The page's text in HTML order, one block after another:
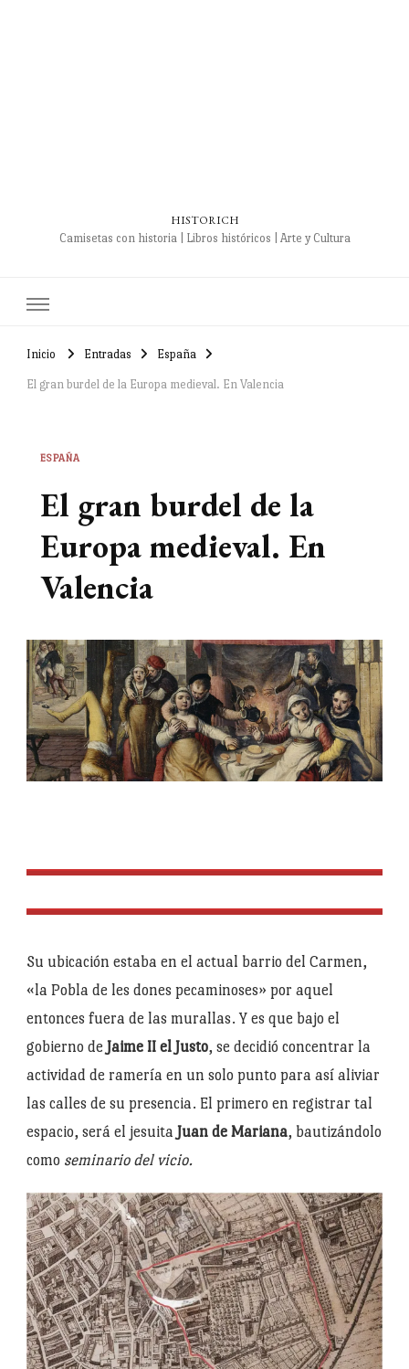
HISTORICH
Camisetas con historia | Libros históricos | Arte y Cultura
Inicio Entradas España
El gran burdel de la Europa medieval. En Valencia
ESPAÑA
El gran burdel de la
Europa medieval. En
Valencia
Su ubicación estaba en el actual barrio del Carmen,
«la Pobla de les dones pecaminoses» por aquel
entonces fuera de las murallas. Y es que bajo el
gobierno de Jaime II el Justo, se decidió concentrar la
actividad de ramería en un solo punto para así aliviar
las calles de su presencia. El primero en registrar tal
espacio, será el jesuita Juan de Mariana, bautizándolo
como seminario del vicio.